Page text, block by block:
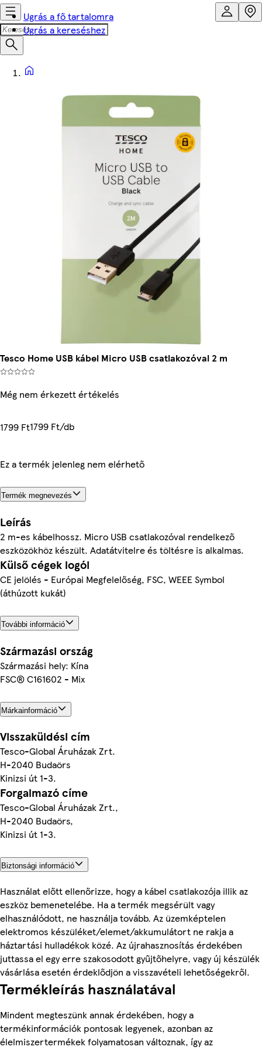
Ugrás a fő tartalomra
Ugrás a kereséshez
Tesco Home USB kábel Micro USB csatlakozóval 2 m
Még nem érkezett értékelés
1799 Ft1799 Ft/db
Ez a termék jelenleg nem elérhető
Termék megnevezés
Leírás
2 m-es kábelhossz. Micro USB csatlakozóval rendelkező
eszközökhöz készült. Adatátvitelre és töltésre is alkalmas.
Külső cégek logói
CE jelölés - Európai Megfelelőség, FSC, WEEE Symbol
(áthúzott kukát)
További információ
Származási ország
Származási hely: Kína
FSC® C161602 - Mix
Márkainformáció
Visszaküldési cím
Tesco-Global Áruházak Zrt.
H-2040 Budaörs
Kinizsi út 1-3.
Forgalmazó címe
Tesco-Global Áruházak Zrt.,
H-2040 Budaörs,
Kinizsi út 1-3.
Biztonsági információ
Használat előtt ellenőrizze, hogy a kábel csatlakozója illik az
eszköz bemenetelébe. Ha a termék megsérült vagy
elhasználódott, ne használja tovább. Az üzemképtelen
elektromos készüléket/elemet/akkumulátort ne rakja a
háztartási hulladékok közé. Az újrahasznosítás érdekében
juttassa el egy erre szakosodott gyűjtőhelyre, vagy új készülék
vásárlása esetén érdeklődjön a visszavételi lehetőségekről.
Termékleírás használatával
Mindent megteszünk annak érdekében, hogy a
termékinformációk pontosak legyenek, azonban az
élelmiszertermékek folyamatosan változnak, így az